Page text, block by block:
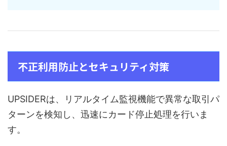
不正利用防止とセキュリティ対策
UPSIDERは、リアルタイム監視機能で異常な取引パ
ターンを検知し、迅速にカード停止処理を行いま
す。